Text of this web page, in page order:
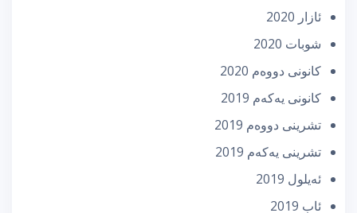
ئازار 2020
شوبات 2020
كانونی دووه‌م 2020
كانونی یه‌كه‌م 2019
تشرینی دووه‌م 2019
تشرینی یه‌كه‌م 2019
ئه‌یلول 2019
ئاب 2019